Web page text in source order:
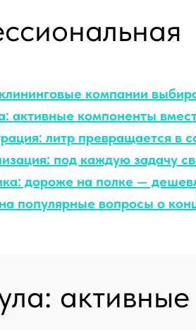
компании
активные компоненты
литр превращается в
под каждую задачу
дороже на полке —
популярные вопросы о